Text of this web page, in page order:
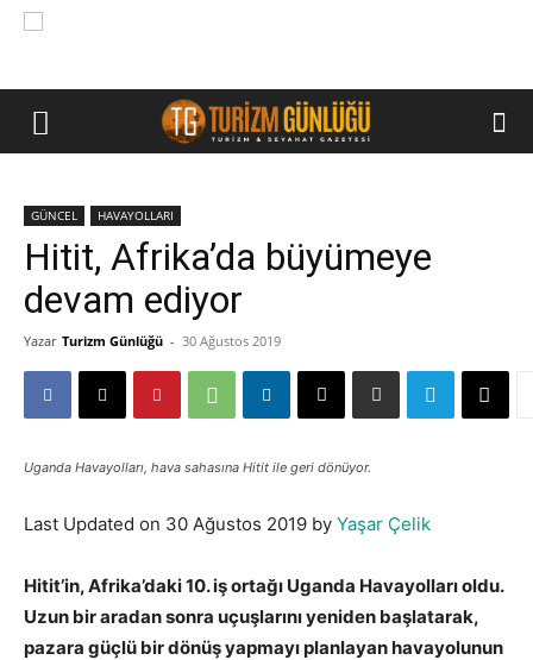
GÜNCEL HAVAYOLLARI
Hitit, Afrika’da büyümeye
devam ediyor
Yazar Turizm Günlüğü - 30 Ağustos 2019
Uganda Havayolları, hava sahasına Hitit ile geri dönüyor.
Last Updated on 30 Ağustos 2019 by Yaşar Çelik
Hitit’in, Afrika’daki 10. iş ortağı Uganda Havayolları oldu.
Uzun bir aradan sonra uçuşlarını yeniden başlatarak,
pazara güçlü bir dönüş yapmayı planlayan havayolunun